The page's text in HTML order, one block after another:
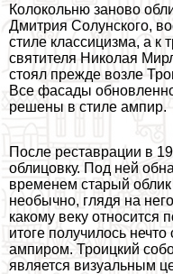
Колокольню заново
Дмитрия Солунского,
стиле классицизма, а к
святителя Николая
стоял прежде возле
Все фасады
решены в стиле ампир.
После реставрации в
облицовку. Под ней
временем старый
необычно, глядя на
какому веку относится
итоге получилось
ампиром. Троицкий
является визуальным